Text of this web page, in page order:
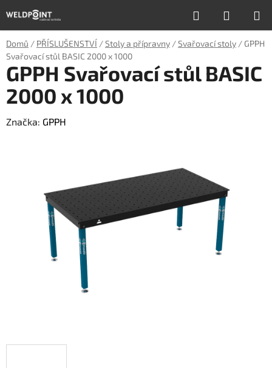
na
obsah
Hledat
KOŠÍK
Domů / PŘÍSLUŠENSTVÍ /Stoly a přípravny /Svařovací stoly / GPPH
Svařovací stůl BASIC 2000 x 1000
GPPH Svařovací stůl BASIC
2000 x 1000
Značka: GPPH